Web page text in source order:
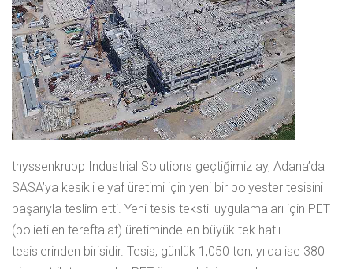
thyssenkrupp Industrial Solutions geçtiğimiz ay, Adana’da
SASA’ya kesikli elyaf üretimi için yeni bir polyester tesisini
başarıyla teslim etti. Yeni tesis tekstil uygulamaları için PET
(polietilen tereftalat) üretiminde en büyük tek hatlı
tesislerinden birisidir. Tesis, günlük 1,050 ton, yılda ise 380